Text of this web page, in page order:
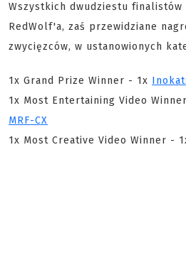
Wszystkich dwudziestu
RedWolf'a, zaś przewidziane
zwycięzców, w ustanowionych
1x Grand Prize Winner - 1x
1x Most Entertaining Video
MRF-CX
1x Most Creative Video Winner -